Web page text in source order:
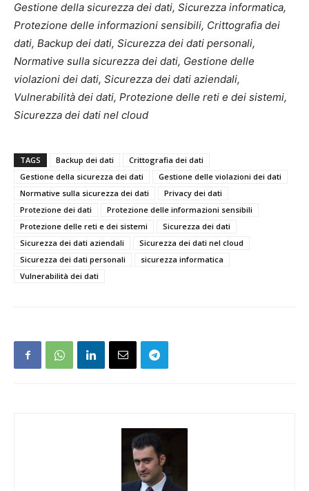
Gestione della sicurezza dei dati, Sicurezza informatica,
Protezione delle informazioni sensibili, Crittografia dei
dati, Backup dei dati, Sicurezza dei dati personali,
Normative sulla sicurezza dei dati, Gestione delle
violazioni dei dati, Sicurezza dei dati aziendali,
Vulnerabilità dei dati, Protezione delle reti e dei sistemi,
Sicurezza dei dati nel cloud
TAGS Backup dei dati
Crittografia dei dati
Gestione della sicurezza dei dati
Gestione delle violazioni dei dati
Normative sulla sicurezza dei dati
Privacy dei dati
Protezione dei dati
Protezione delle informazioni sensibili
Protezione delle reti e dei sistemi
Sicurezza dei dati
Sicurezza dei dati aziendali
Sicurezza dei dati nel cloud
Sicurezza dei dati personali
sicurezza informatica
Vulnerabilità dei dati